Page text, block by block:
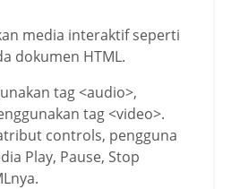
right;">Teks ini
alignment rata kanan.</
teks </p>
media interaktif seperti
dokumen HTML.
tag <audio>,
tag <video>.
controls, pengguna
Play, Pause, Stop